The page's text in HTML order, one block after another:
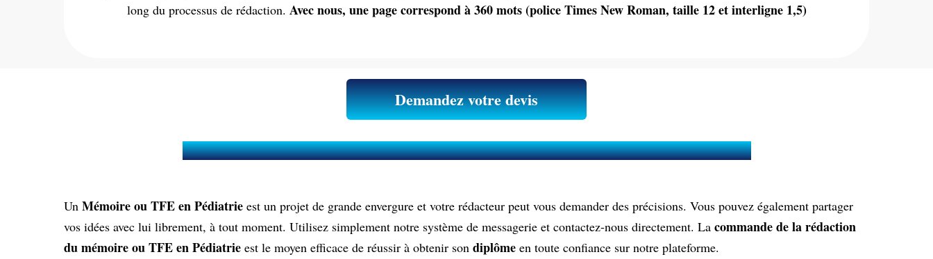
long du processus de rédaction. Avec nous, une page correspond à 360 mots (police Times New Roman, taille 12 et interligne 1,5)
Demandez votre devis
Qu’est-ce qu’un Mémoire ou Travail de fin d'études (TFE) en Pédiatrie ?
Un Mémoire ou TFE en Pédiatrie est un projet de grande envergure et votre rédacteur peut vous demander des précisions. Vous pouvez également partager
vos idées avec lui librement, à tout moment. Utilisez simplement notre système de messagerie et contactez-nous directement. La commande de la rédaction
du mémoire ou TFE en Pédiatrie est le moyen efficace de réussir à obtenir son diplôme en toute confiance sur notre plateforme.